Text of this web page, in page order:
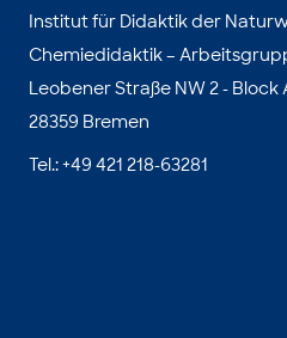
Institut für Didaktik der
Chemiedidaktik –
Leobener Straße NW 2 - Block
28359 Bremen
Tel.: +49 421 218-63281